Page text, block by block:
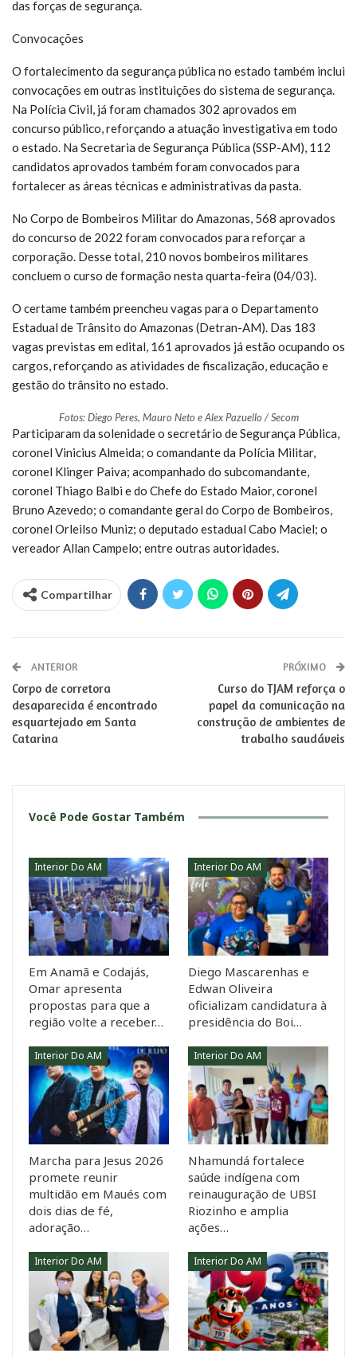
das forças de segurança.
Convocações
O fortalecimento da segurança pública no estado também inclui
convocações em outras instituições do sistema de segurança.
Na Polícia Civil, já foram chamados 302 aprovados em
concurso público, reforçando a atuação investigativa em todo
o estado. Na Secretaria de Segurança Pública (SSP-AM), 112
candidatos aprovados também foram convocados para
fortalecer as áreas técnicas e administrativas da pasta.
No Corpo de Bombeiros Militar do Amazonas, 568 aprovados
do concurso de 2022 foram convocados para reforçar a
corporação. Desse total, 210 novos bombeiros militares
concluem o curso de formação nesta quarta-feira (04/03).
O certame também preencheu vagas para o Departamento
Estadual de Trânsito do Amazonas (Detran-AM). Das 183
vagas previstas em edital, 161 aprovados já estão ocupando os
cargos, reforçando as atividades de fiscalização, educação e
gestão do trânsito no estado.
Fotos: Diego Peres, Mauro Neto e Alex Pazuello / Secom
Participaram da solenidade o secretário de Segurança Pública,
coronel Vinicius Almeida; o comandante da Polícia Militar,
coronel Klinger Paiva; acompanhado do subcomandante,
coronel Thiago Balbi e do Chefe do Estado Maior, coronel
Bruno Azevedo; o comandante geral do Corpo de Bombeiros,
coronel Orleilso Muniz; o deputado estadual Cabo Maciel; o
vereador Allan Campelo; entre outras autoridades.
Compartilhar
ANTERIOR
Corpo de corretora
desaparecida é encontrado
esquartejado em Santa
Catarina
PRÓXIMO
Curso do TJAM reforça o
papel da comunicação na
construção de ambientes de
trabalho saudáveis
Você Pode Gostar Também
Interior Do AM
Em Anamã e Codajás,
Omar apresenta
propostas para que a
região volte a receber…
Interior Do AM
Diego Mascarenhas e
Edwan Oliveira
oficializam candidatura à
presidência do Boi…
Interior Do AM
Marcha para Jesus 2026
promete reunir
multidão em Maués com
dois dias de fé,
adoração…
Interior Do AM
Nhamundá fortalece
saúde indígena com
reinauguração de UBSI
Riozinho e amplia
ações…
Interior Do AM Interior Do AM